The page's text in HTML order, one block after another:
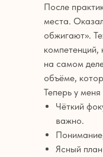
После
места.
обжигают».
компетенций,
на самом
объёме,
Теперь у меня
Чёткий
важно.
Ясный